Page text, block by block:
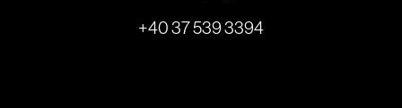
+40 37 539 3394